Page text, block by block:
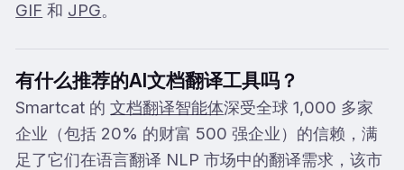
GIF 和 JPG。
有什么推荐的AI文档翻译工具吗？
Smartcat 的文档翻译智能体深受全球 1,000 多家
企业（包括 20% 的财富 500 强企业）的信赖，满
足了它们在语言翻译 NLP 市场中的翻译需求，该市